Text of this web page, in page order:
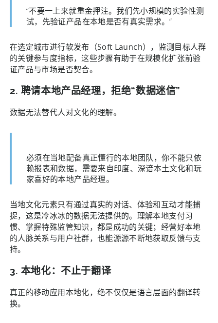
“不要一上来就重金押注。我们先小规模的实验性测
试，先验证产品在本地是否有真实需求。”
在选定城市进行软发布（Soft Launch），监测目标人群
的关键参与度指标，这些步骤有助于在规模化扩张前验
证产品与市场是否契合。
2. 聘请本地产品经理，拒绝“数据迷信”
数据无法替代人对文化的理解。
必须在当地配备真正懂行的本地团队，你不能只依
赖报表和数据，需要来自印度、深谙本土文化和玩
家喜好的本地产品经理。
当地文化元素只有通过真实的对话、体验和互动才能捕
捉，这是冷冰冰的数据无法提供的。理解本地支付习
惯、掌握特殊监管知识，都是成功的关键；经营好本地
的人脉关系与用户社群，也能源源不断地获取反馈与支
持。
3. 本地化：不止于翻译
真正的移动应用本地化，绝不仅仅是语言层面的翻译转
换。